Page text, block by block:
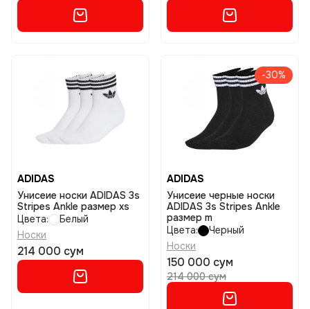
ADIDAS
Унисеие носки ADIDAS 3s
Stripes Ankle размер xs
Цвета:
Белый
Носки
214 000 сум
-30%
ADIDAS
Унисеие черные носки
ADIDAS 3s Stripes Ankle
размер m
Цвета:
Черный
Носки
150 000 сум
214 000 сум